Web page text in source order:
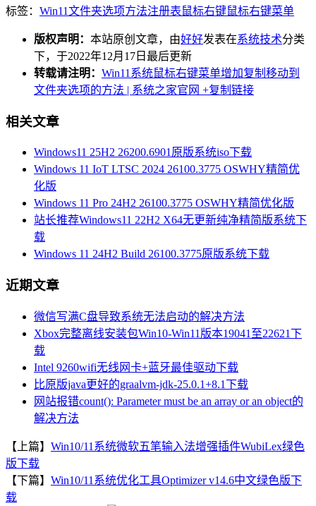
标签： Win11文件夹选项方法注册表鼠标右键鼠标右键菜单
版权声明： 本站原创文章，由好好发表在系统技术分类
下，于2022年12月17日最后更新
转载请注明： Win11系统鼠标右键菜单增加复制移动到
文件夹选项的方法 | 系统之家官网 +复制链接
相关文章
Windows11 25H2 26200.6901原版系统iso下载
Windows 11 IoT LTSC 2024 26100.3775 OSWHY精简优
化版
Windows 11 Pro 24H2 26100.3775 OSWHY精简优化版
站长推荐Windows11 22H2 X64无更新纯净精简版系统下
载
Windows 11 24H2 Build 26100.3775原版系统下载
近期文章
微信写满C盘导致系统无法启动的解决方法
Xbox完整离线安装包Win10-Win11版本19041至22621下
载
Intel 9260wifi无线网卡+蓝牙最佳驱动下载
比原版java更好的graalvm-jdk-25.0.1+8.1下载
网站报错count(): Parameter must be an array or an object的
解决方法
【上篇】 Win10/11系统微软五笔输入法增强插件WubiLex绿色
版下载
【下篇】 Win10/11系统优化工具Optimizer v14.6中文绿色版下
载